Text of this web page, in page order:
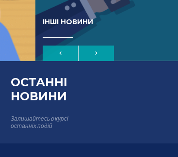
ІНШІ НОВИНИ
ОСТАННІ
НОВИНИ
Залишайтесь в курсі
останніх подій